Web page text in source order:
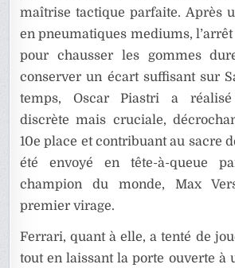
maîtrise tactique parfaite. Après
en pneumatiques mediums,
pour chausser les gommes
conserver un écart suffisant sur
temps, Oscar Piastri a
discrète mais cruciale,
10e place et contribuant au sacre
été envoyé en tête-à-queue
champion du monde, Max
premier virage.
Ferrari, quant à elle, a tenté de
tout en laissant la porte ouverte à